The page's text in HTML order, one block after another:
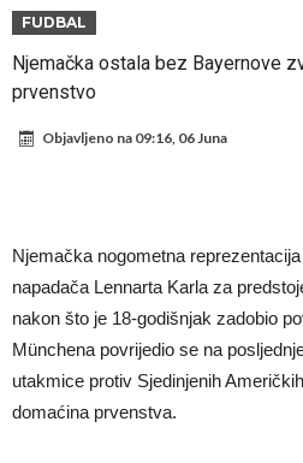
Prva ponuda za Rafaela Leaa –
Zašto je nepoznati italijanski
igrača!
FUDBAL
Njemačka ostala bez Bayernove
prvenstvo
Objavljeno na 09:16, 06 Juna
Njemačka nogometna
napadača Lennarta Karla za
nakon što je 18-godišnjak zadobio
Münchena povrijedio se na
utakmice protiv Sjedinjenih
domaćina prvenstva.